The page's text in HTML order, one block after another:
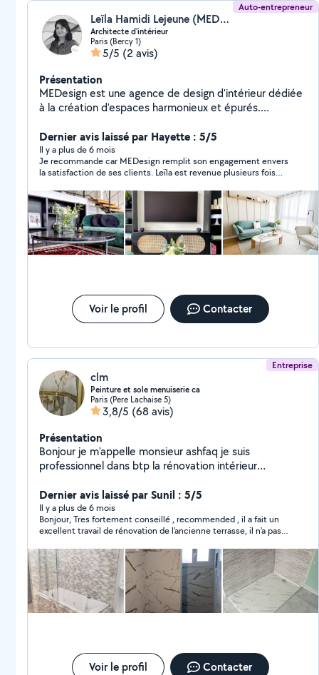
Auto-entrepreneur
Leïla Hamidi Lejeune (MEDesign)
Architecte d'intérieur
Paris (Bercy 1)
5/5 (2 avis)
Présentation
MEDesign est une agence de design d'intérieur dédiée
à la création d'espaces harmonieux et épurés.
authenticité, nous travaillons pour créer des intérieurs
qui reflètent une esthétique intemporelle grâce au
mélange subtil de textures organiques telles que le
bois, la pierre et le lin.
Dernier avis laissé par Hayette : 5/5
Il y a plus de 6 mois
Je recommande car MEDesign remplit son engagement envers
la satisfaction de ses clients. Leïla est revenue plusieurs fois
C’est agréable d’avoir une professionnelle qui se soucie de
votre intérieur comme si c’était le sien !
Voir le profil Contacter
Entreprise
clm
Peinture et sole menuiserie ca
Paris (Pere Lachaise 5)
3,8/5 (68 avis)
Présentation
Bonjour je m'appelle monsieur ashfaq je suis
professionnel dans btp la rénovation intérieur
pas à me contacter si vous avez des travaux à faire .
Bien cordialement,
Dernier avis laissé par Sunil : 5/5
Il y a plus de 6 mois
Bonjour, Tres fortement conseillé , recommended , il a fait un
excellent travail de rénovation de l'ancienne terrasse, il n'a pas
professionnel et soigneux dans la pose des carreaux. Il a
exécuté le beau travail dans les délais. Bravo
Voir le profil Contacter